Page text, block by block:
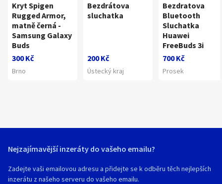
Kryt Spigen
Rugged Armor,
matně černá -
Samsung Galaxy
Buds
300 Kč
Brno
Bezdrátova
sluchatka
200 Kč
Ústecký kraj
Bezdratova
Bluetooth
Sluchatka
Huawei
FreeBuds 3i
700 Kč
Prosek
Nejzajímavější inzeráty do vašeho emailu?
Zadejte vaši emailovou adresu a přidejte se k odběru těch nejlepších
inzerátu z našeho serveru do vašeho emailu.